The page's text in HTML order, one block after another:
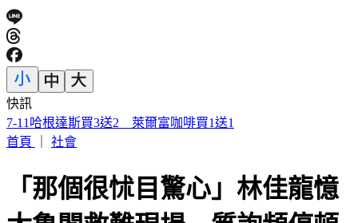
快訊
蛋黃酥之亂又來！不二坊8/13開放預購 她「狂打2萬通」訂
到
「那個很怵目驚心」林佳龍憶